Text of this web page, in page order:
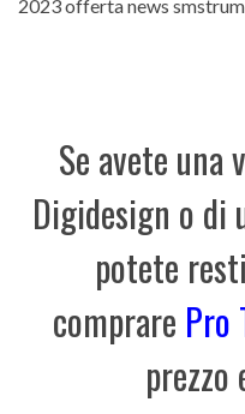
Se avete
Digidesign o
potete
comprare Pro
prezzo